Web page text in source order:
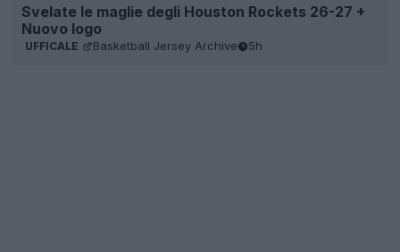
Svelate le maglie degli Houston Rockets 26-27 +
Nuovo logo
UFFICALE Basketball Jersey Archive 5h